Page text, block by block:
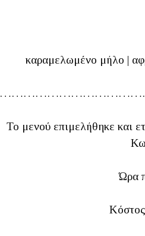
καραμελωμένο μήλο |
Το μενού επιμελήθηκε και
Ώρα